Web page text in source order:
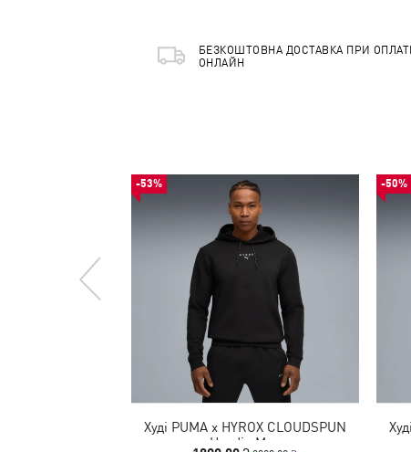
БЕЗКОШТОВНА ДОСТАВКА ПРИ ОПЛАТІ
ОНЛАЙН
-53%
Худі PUMA x HYROX CLOUDSPUN
Hoodie Men
-50%